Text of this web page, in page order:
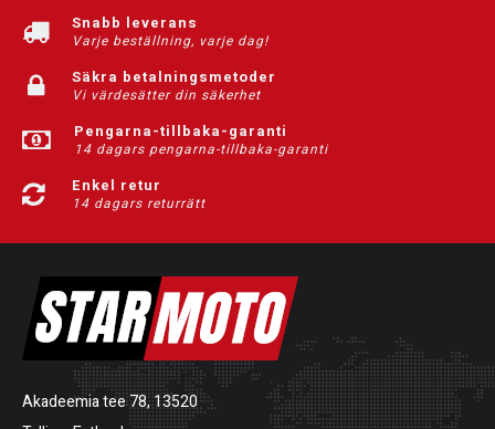
Snabb leverans
Varje beställning, varje dag!
Säkra betalningsmetoder
Vi värdesätter din säkerhet
Pengarna-tillbaka-garanti
14 dagars pengarna-tillbaka-garanti
Enkel retur
14 dagars returrätt
Akadeemia tee 78, 13520